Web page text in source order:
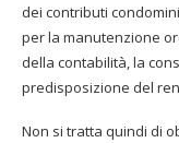
dei contributi
per la manutenzione
della contabilità, la
predisposizione del
Non si tratta quindi di